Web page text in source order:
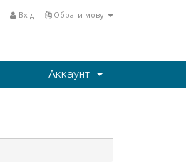
Обрати мову
Вхід
Аккаунт